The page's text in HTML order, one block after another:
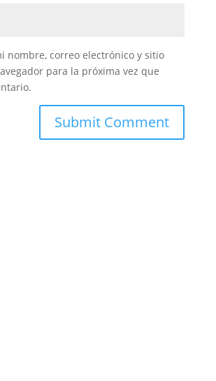
nombre, correo electrónico y sitio
para la próxima vez que